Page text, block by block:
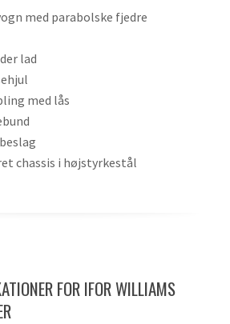
med parabolske fjedre
lad
med lås
chassis i højstyrkestål
FOR IFOR WILLIAMS